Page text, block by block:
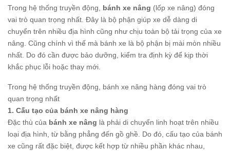
Trong hệ thống truyền động, bánh xe nâng (lốp xe nâng) đóng
vai trò quan trọng nhất. Đây là bộ phận giúp xe dễ dàng di
chuyển trên nhiều địa hình cũng như chịu toàn bộ tải trọng của xe
nâng. Cũng chính vì thế mà bánh xe là bộ phận bị mài mòn nhiều
nhất. Do đó cần được bảo dưỡng, kiểm tra định kỳ để kịp thời
khắc phục lỗi hoặc thay mới.
Trong hệ thống truyền động, bánh xe nâng hàng đóng vai trò
quan trọng nhất
1. Cấu tạo của bánh xe nâng hàng
Đặc thù của bánh xe nâng là phải di chuyển linh hoạt trên nhiều
loại địa hình, từ bằng phẳng đến gồ ghề. Do đó, cấu tạo của bánh
xe cũng rất đặc biệt, được kết hợp từ nhiều phần khác nhau,